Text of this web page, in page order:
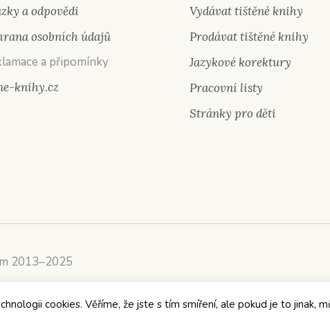
a odpovědi
osobních údajů
a připomínky
knihy.cz
Vydávat tištěné knihy
Prodávat tištěné knihy
Jazykové korektury
Pracovní listy
Stránky pro děti
2013–2025
cookies. Věříme, že jste s tím smíření, ale pokud je to jinak,